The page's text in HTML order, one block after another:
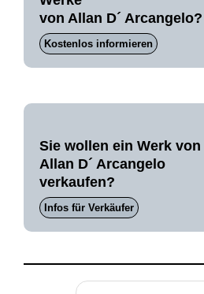
von Allan D´ Arcangelo?
Kostenlos informieren
Sie wollen ein Werk von
Allan D´ Arcangelo
verkaufen?
Infos für Verkäufer